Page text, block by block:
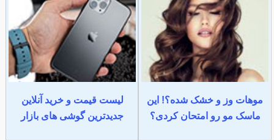
موهات وز و خشک شده؟! این
ماسک مو رو امتحان کردی؟
لیست قیمت و خرید آنلاین
جدیدترین گوشی های بازار